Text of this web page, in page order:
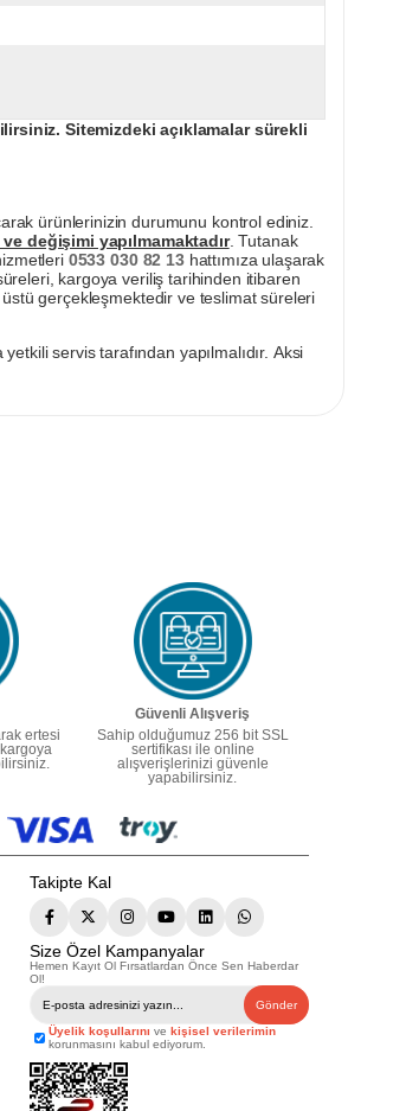
Sitemizdeki açıklamalar sürekli
ürünlerinizin durumunu kontrol ediniz.
değişimi yapılmamaktadır. Tutanak
0533 030 82 13hattımıza ulaşarak
kargoya veriliş tarihinden itibaren
gerçekleşmektedir ve teslimat süreleri
servis tarafından yapılmalıdır. Aksi
ertesi
Güvenli Alışveriş
Sahip olduğumuz 256 bit SSL
sertifikası ile online
alışverişlerinizi güvenle
yapabilirsiniz.
Takipte Kal
Size Özel Kampanyalar
Hemen Kayıt Ol Fırsatlardan Önce Sen Haberdar
Ol!
Gönder
Üyelik koşullarını ve kişisel verilerimin
korunmasını kabul ediyorum.